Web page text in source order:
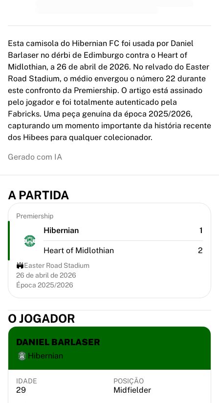
Futebol feminino dos EUA
NWSL
OL Lyonnes
Paris Saint-Germain Feminines
Arsenal WFC
Explorar por país
Basquetebol
Destaques
Charlotte Hornets
Chicago Bulls
LA Clippers
Virtus Bologna
Ver tudo sobre basquetebol
Principais equipas da NBA
Charlotte Hornets
Chicago Bulls
Portland Trail Blazers
LA Clippers
Ver tudo sobre a NBA
Principais equipas europeias
Beşiktaş Gain
Fenerbahçe Basquete
Virtus Bologna
Guerri Napoli
Outros desportos
Ciclismo
Soudal Quick Step
Netcompany INEOS
Esta camisola do Hibernian FC foi usada por Daniel
Barlaser no dérbi de Edimburgo contra o Heart of
Midlothian, a 26 de abril de 2026. No relvado do Easter
Road Stadium, o médio envergou o número 22 durante
este confronto da Premiership. O artigo está assinado
pelo jogador e foi totalmente autenticado pela
Fabricks. Uma peça genuína da época 2025/2026,
capturando um momento importante da história recente
dos Hibees para qualquer colecionador.
Gerado com IA
A PARTIDA
Premiership
Hibernian 1
Heart of Midlothian 2
Easter Road Stadium
26 de abril de 2026
Época 2025/2026
O JOGADOR
DANIEL BARLASER
Hibernian
IDADE
29
POSIÇÃO
Midfielder